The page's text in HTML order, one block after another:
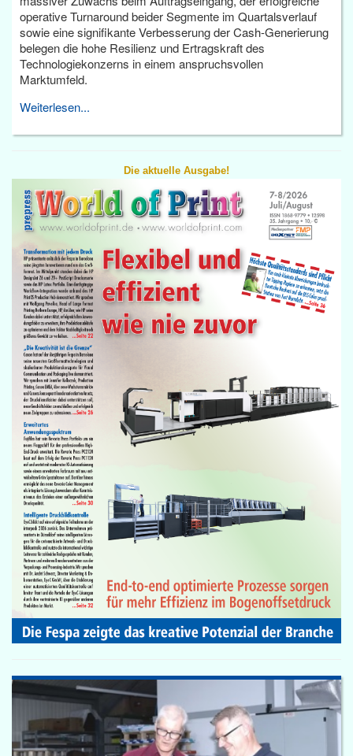
operative Turnaround beider Segmente im Quartalsverlauf
sowie eine signifikante Verbesserung der Cash-Generierung
belegen die hohe Resilienz und Ertragskraft des
Technologiekonzerns in einem anspruchsvollen
Marktumfeld.
Weiterlesen...
Die aktuelle Ausgabe!